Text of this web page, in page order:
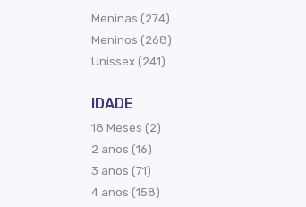
Meninas (274)
Meninos (268)
Unissex (241)
IDADE
18 Meses (2)
2 anos (16)
3 anos (71)
4 anos (158)